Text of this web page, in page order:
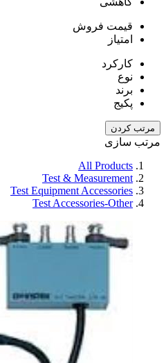
قیمت فروش
امتیاز
کارکرد
نوع
برند
پکیج
مرتب کردن
مرتب سازی
All Products
Test & Measurement
Test Equipment Accessories
Test Accessories-Other